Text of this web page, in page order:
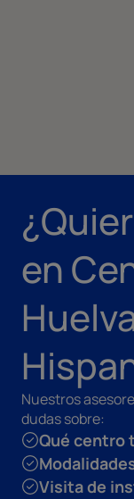
en
Nuestros
dudas sobre:
Qué centro
Visita de